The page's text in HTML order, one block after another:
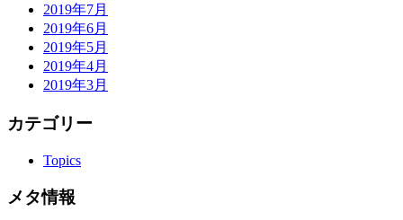
2019年7月
2019年6月
2019年5月
2019年4月
2019年3月
カテゴリー
Topics
メタ情報